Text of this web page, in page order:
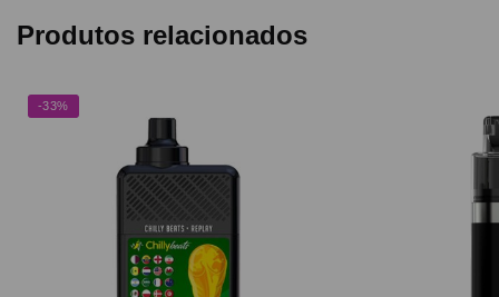
Produtos relacionados
-33%